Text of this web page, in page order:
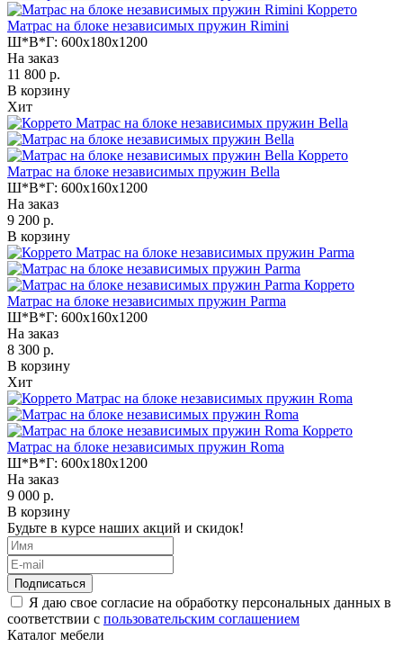
Коррето
Матрас на блоке независимых пружин Rimini
Ш*В*Г: 600x180x1200
На заказ
11 800 р.
В корзину
Хит
Коррето
Матрас на блоке независимых пружин Bella
Ш*В*Г: 600x160x1200
На заказ
9 200 р.
В корзину
Коррето
Матрас на блоке независимых пружин Parma
Ш*В*Г: 600x160x1200
На заказ
8 300 р.
В корзину
Хит
Коррето
Матрас на блоке независимых пружин Roma
Ш*В*Г: 600x180x1200
На заказ
9 000 р.
В корзину
Будьте в курсе наших акций и скидок!
Подписаться
Я даю свое согласие на обработку персональных данных в
соответствии с пользовательским соглашением
Каталог мебели